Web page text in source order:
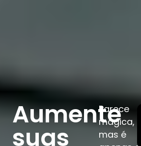
Aumente
suas
Parece
mágica,
mas é